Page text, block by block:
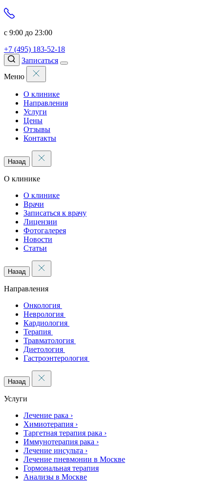
с 9:00 до 23:00
+7 (495) 183-52-18
Записаться
Меню
О клинике
Направления
Услуги
Цены
Отзывы
Контакты
Назад
О клинике
О клинике
Врачи
Записаться к врачу
Лицензии
Фотогалерея
Новости
Статьи
Назад
Направления
Онкология
Неврология
Кардиология
Терапия
Травматология
Диетология
Гастроэнтерология
Назад
Услуги
Лечение рака ›
Химиотерапия ›
Таргетная терапия рака ›
Иммунотерапия рака ›
Лечение инсульта ›
Лечение пневмонии в Москве
Гормональная терапия
Анализы в Москве